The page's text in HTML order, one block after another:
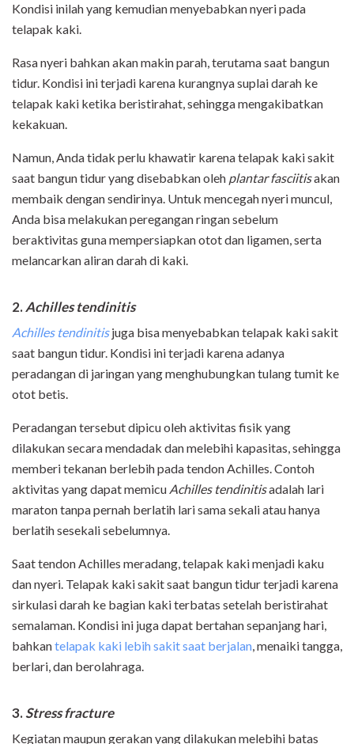
Kondisi inilah yang kemudian menyebabkan nyeri pada
telapak kaki.
Rasa nyeri bahkan akan makin parah, terutama saat bangun
tidur. Kondisi ini terjadi karena kurangnya suplai darah ke
telapak kaki ketika beristirahat, sehingga mengakibatkan
kekakuan.
Namun, Anda tidak perlu khawatir karena telapak kaki sakit
saat bangun tidur yang disebabkan oleh plantar fasciitisakan
membaik dengan sendirinya. Untuk mencegah nyeri muncul,
Anda bisa melakukan peregangan ringan sebelum
beraktivitas guna mempersiapkan otot dan ligamen, serta
melancarkan aliran darah di kaki.
2.Achilles tendinitis
Achilles tendinitisjuga bisa menyebabkan telapak kaki sakit
saat bangun tidur. Kondisi ini terjadi karena adanya
peradangan di jaringan yang menghubungkan tulang tumit ke
otot betis.
Peradangan tersebut dipicu oleh aktivitas fisik yang
dilakukan secara mendadak dan melebihi kapasitas, sehingga
memberi tekanan berlebih pada tendon Achilles. Contoh
aktivitas yang dapat memicu Achilles tendinitisadalah lari
maraton tanpa pernah berlatih lari sama sekali atau hanya
berlatih sesekali sebelumnya.
Saat tendon Achilles meradang, telapak kaki menjadi kaku
dan nyeri. Telapak kaki sakit saat bangun tidur terjadi karena
sirkulasi darah ke bagian kaki terbatas setelah beristirahat
semalaman. Kondisi ini juga dapat bertahan sepanjang hari,
bahkantelapak kaki lebih sakit saat berjalan, menaiki tangga,
berlari, dan berolahraga.
3.Stress fracture
Kegiatan maupun gerakan yang dilakukan melebihi batas